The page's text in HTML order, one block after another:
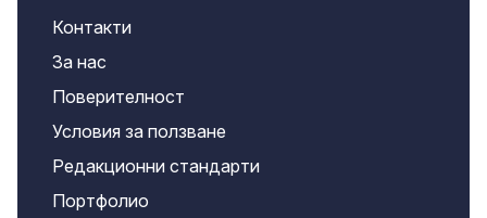
Контакти
За нас
Поверителност
Условия за ползване
Редакционни стандарти
Портфолио